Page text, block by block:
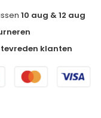
10 aug & 12 aug
tevreden klanten